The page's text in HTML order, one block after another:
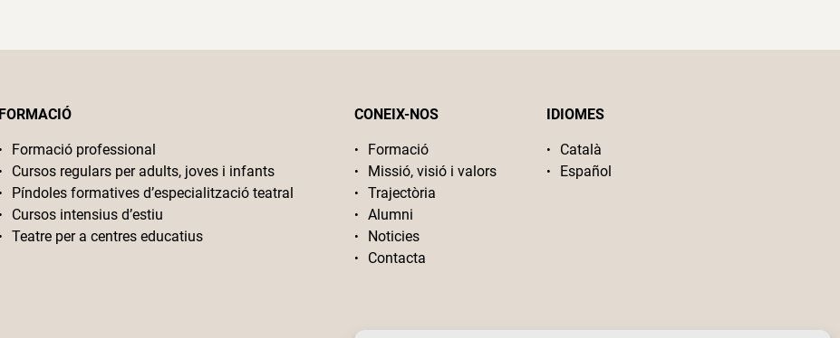
FORMACIÓ
Formació professional
Cursos regulars per adults, joves i infants
Píndoles formatives d’especialització teatral
Cursos intensius d’estiu
Teatre per a centres educatius
CONEIX-NOS
Formació
Missió, visió i valors
Trajectòria
Alumni
Noticies
Contacta
IDIOMES
Català
Español